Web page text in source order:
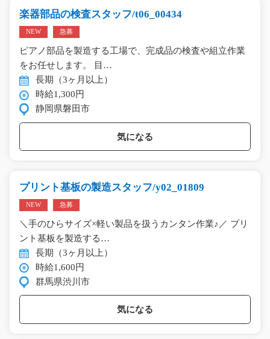
楽器部品の検査スタッフ/t06_00434
NEW 急募
ピアノ部品を製造する工場で、完成品の検査や組立作業
をお任せします。 目…
長期（3ヶ月以上）
時給1,300円
静岡県磐田市
気になる
プリント基板の製造スタッフ/y02_01809
NEW 急募
＼手のひらサイズ×軽い製品を扱うカンタン作業♪／ プリ
ント基板を製造する…
長期（3ヶ月以上）
時給1,600円
群馬県渋川市
気になる